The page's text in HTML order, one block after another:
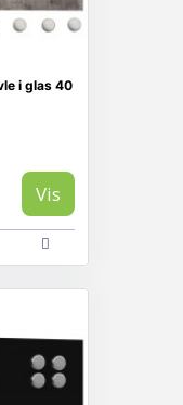
i glas 40
Vis